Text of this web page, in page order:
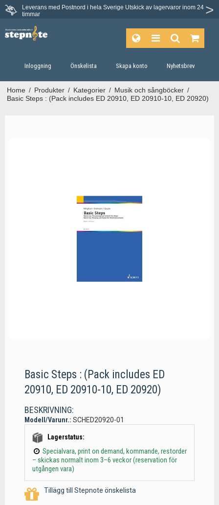
Leverans med Postnord i hela Sverige Utskick av lagervaror inom 24
timmar
Inloggning Önskelista Skapa konto Nyhetsbrev
Home / Produkter / Kategorier / Musik och sångböcker /
Basic Steps : (Pack includes ED 20910, ED 20910-10, ED 20920)
Basic Steps : (Pack includes ED
20910, ED 20910-10, ED 20920)
BESKRIVNING:
Modell/Varunr.: SCHED20920-01
Lagerstatus:
Specialvara, print on demand, kommande, restorder
– skickas normalt inom 3–6 veckor (reservation för
utgången vara)
Tillägg till Stepnote önskelista